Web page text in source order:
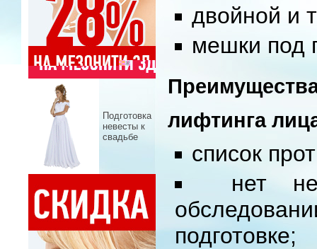
Подготовка
невесты к
свадьбе
двойной и
мешки под
лифтинга
список
нет
подготовке;